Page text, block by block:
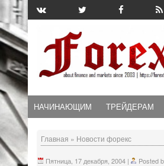
НАЧИНАЮЩИМ ТРЕЙДЕРАМ
Главная » Новости форекс
Пятница, 17 декабря, 2004 | Posted